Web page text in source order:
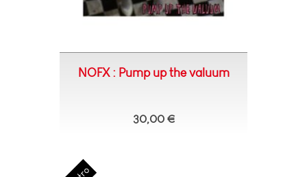
NOFX : Pump up the valuum
30,00 €